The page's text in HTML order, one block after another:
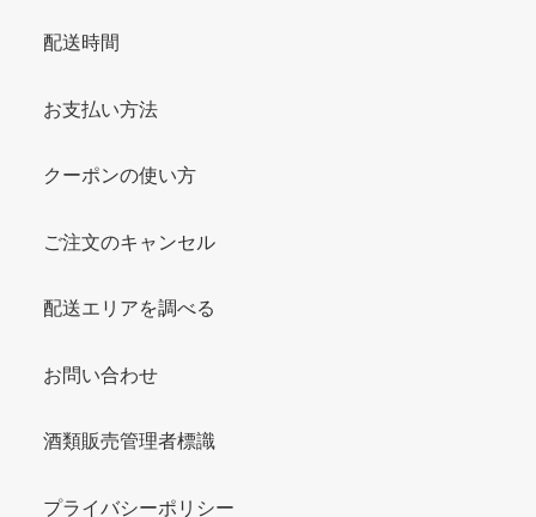
配送時間
お支払い方法
クーポンの使い方
ご注文のキャンセル
配送エリアを調べる
お問い合わせ
酒類販売管理者標識
プライバシーポリシー